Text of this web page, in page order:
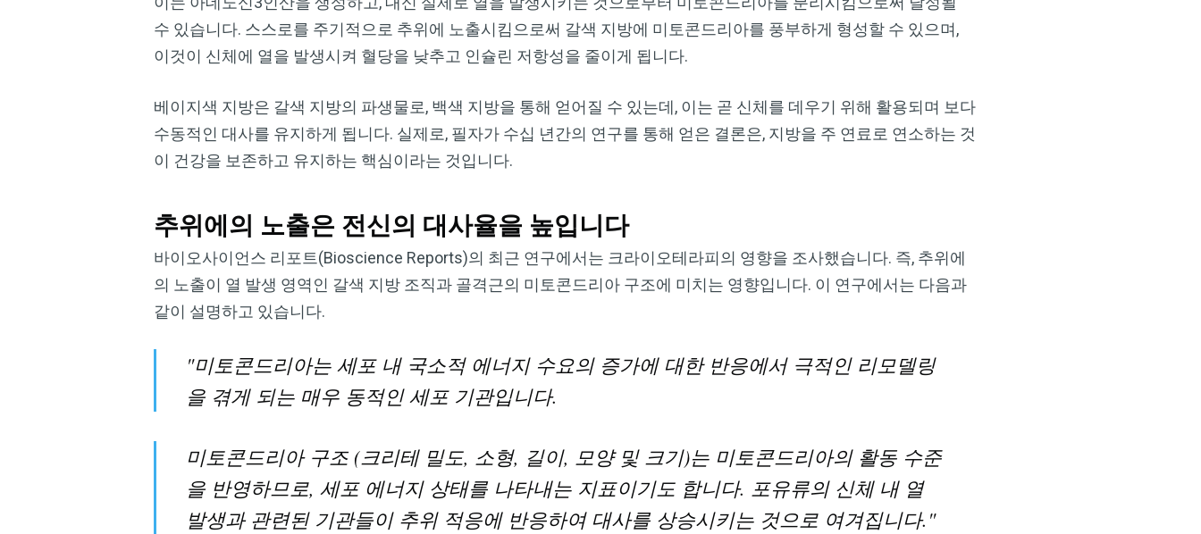
수 있습니다. 스스로를 주기적으로 추위에 노출시킴으로써 갈색 지방에 미토콘드리아를 풍부하게 형성할 수 있으며,
이것이 신체에 열을 발생시켜 혈당을 낮추고 인슐린 저항성을 줄이게 됩니다.
베이지색 지방은 갈색 지방의 파생물로, 백색 지방을 통해 얻어질 수 있는데, 이는 곧 신체를 데우기 위해 활용되며 보다
수동적인 대사를 유지하게 됩니다. 실제로, 필자가 수십 년간의 연구를 통해 얻은 결론은, 지방을 주 연료로 연소하는 것
이 건강을 보존하고 유지하는 핵심이라는 것입니다.
추위에의 노출은 전신의 대사율을 높입니다
바이오사이언스 리포트(Bioscience Reports)의 최근 연구에서는 크라이오테라피의 영향을 조사했습니다. 즉, 추위에
의 노출이 열 발생 영역인 갈색 지방 조직과 골격근의 미토콘드리아 구조에 미치는 영향입니다. 이 연구에서는 다음과
같이 설명하고 있습니다.
"미토콘드리아는 세포 내 국소적 에너지 수요의 증가에 대한 반응에서 극적인 리모델링
을 겪게 되는 매우 동적인 세포 기관입니다.
미토콘드리아 구조 (크리테 밀도, 소형, 길이, 모양 및 크기)는 미토콘드리아의 활동 수준
을 반영하므로, 세포 에너지 상태를 나타내는 지표이기도 합니다. 포유류의 신체 내 열
발생과 관련된 기관들이 추위 적응에 반응하여 대사를 상승시키는 것으로 여겨집니다."
×
Dr. Mercola의 자연 건강 뉴스레터를 무
롭게 확인하실 수 있습니다. Dr. Mercola와 함께 개인정보와 표
현의 자유를 지켜보세요.